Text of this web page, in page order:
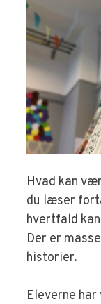
Hvad kan
du læser
hvertfald
Der er
historier.
Eleverne